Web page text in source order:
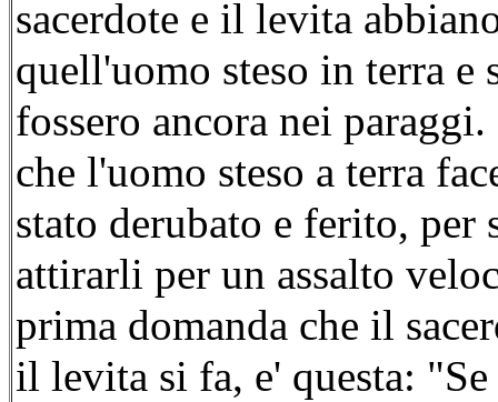
sacerdote e il levita
quell'uomo steso in terra
fossero ancora nei
che l'uomo steso a terra
stato derubato e ferito, per
attirarli per un assalto
prima domanda che il
il levita si fa, e' questa: